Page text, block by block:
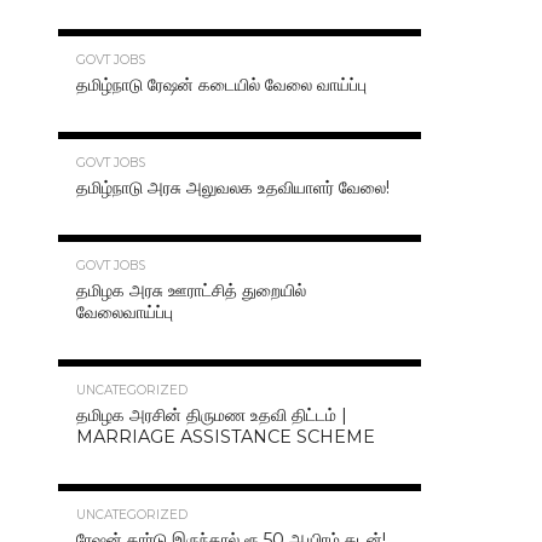
GOVT JOBS
தமிழ்நாடு ரேஷன் கடையில் வேலை வாய்ப்பு
GOVT JOBS
தமிழ்நாடு அரசு அலுவலக உதவியாளர் வேலை!
GOVT JOBS
தமிழக அரசு ஊராட்சித் துறையில்
வேலைவாய்ப்பு
UNCATEGORIZED
தமிழக அரசின் திருமண உதவி திட்டம் |
MARRIAGE ASSISTANCE SCHEME
UNCATEGORIZED